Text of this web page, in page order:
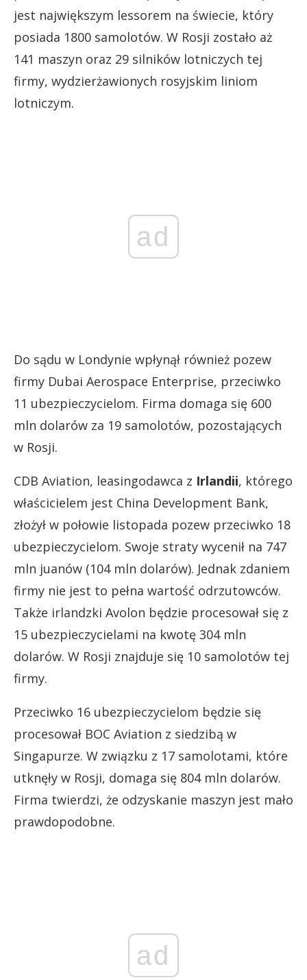
jest największym lessorem na świecie, który
posiada 1800 samolotów. W Rosji zostało aż
141 maszyn oraz 29 silników lotniczych tej
firmy, wydzierżawionych rosyjskim liniom
lotniczym.
ad
Do sądu w Londynie wpłynął również pozew
firmy Dubai Aerospace Enterprise, przeciwko
11 ubezpieczycielom. Firma domaga się 600
mln dolarów za 19 samolotów, pozostających
w Rosji.
CDB Aviation, leasingodawca z Irlandii, którego
właścicielem jest China Development Bank,
złożył w połowie listopada pozew przeciwko 18
ubezpieczycielom. Swoje straty wycenił na 747
mln juanów (104 mln dolarów). Jednak zdaniem
firmy nie jest to pełna wartość odrzutowców.
Także irlandzki Avolon będzie procesował się z
15 ubezpieczycielami na kwotę 304 mln
dolarów. W Rosji znajduje się 10 samolotów tej
firmy.
Przeciwko 16 ubezpieczycielom będzie się
procesował BOC Aviation z siedzibą w
Singapurze. W związku z 17 samolotami, które
utknęły w Rosji, domaga się 804 mln dolarów.
Firma twierdzi, że odzyskanie maszyn jest mało
prawdopodobne.
ad